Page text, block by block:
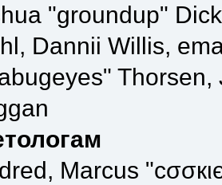
"groundup"
Dannii Willis,
Marcus